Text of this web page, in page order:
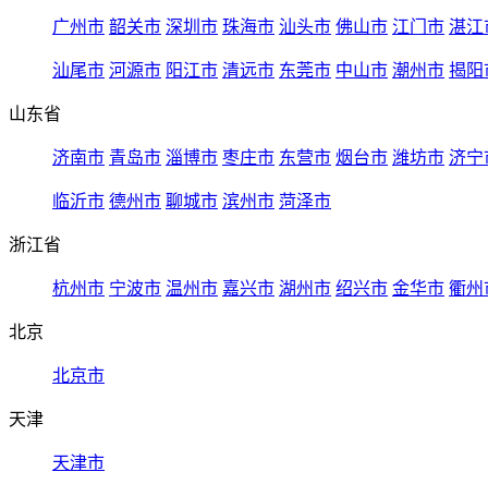
广州市 韶关市 深圳市 珠海市 汕头市 佛山市 江门市 湛江
汕尾市 河源市 阳江市 清远市 东莞市 中山市 潮州市 揭阳
山东省
济南市 青岛市 淄博市 枣庄市 东营市 烟台市 潍坊市 济宁
临沂市 德州市 聊城市 滨州市 菏泽市
浙江省
杭州市 宁波市 温州市 嘉兴市 湖州市 绍兴市 金华市 衢州
北京
北京市
天津
天津市